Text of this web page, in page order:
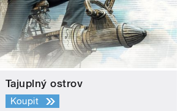
Tajuplný ostrov
Koupit